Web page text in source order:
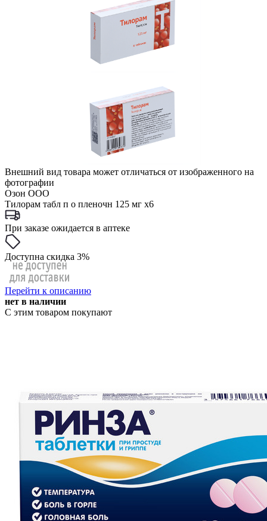
Внешний вид товара может отличаться от изображенного на
фотографии
Озон ООО
Тилорам табл п о пленочн 125 мг x6
При заказе ожидается в аптеке
Доступна скидка 3%
Перейти к описанию
нет в наличии
С этим товаром покупают